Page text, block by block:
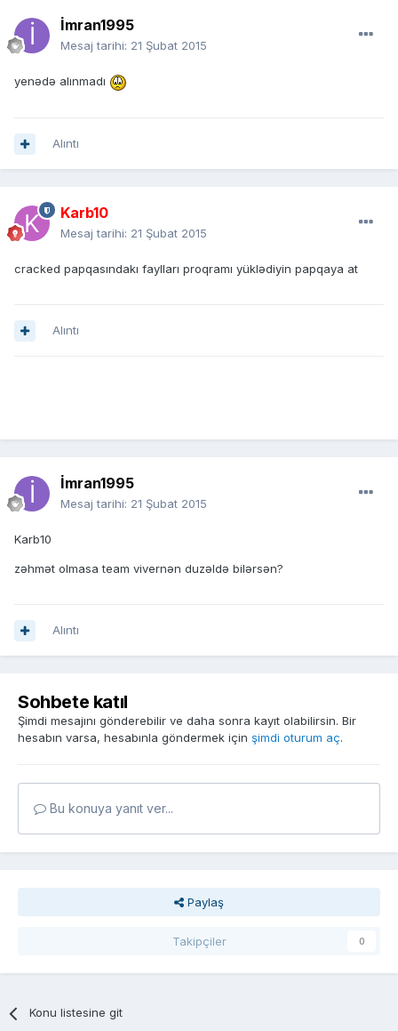
İmran1995
Mesaj tarihi: 21 Şubat 2015
yenədə alınmadı
Alıntı
Karb10
Mesaj tarihi: 21 Şubat 2015
cracked papqasındakı faylları proqramı yüklədiyin papqaya at
Alıntı
İmran1995
Mesaj tarihi: 21 Şubat 2015
Karb10
zəhmət olmasa team vivernən duzəldə bilərsən?
Alıntı
Sohbete katıl
Şimdi mesajını gönderebilir ve daha sonra kayıt olabilirsin. Bir
hesabın varsa, hesabınla göndermek için şimdi oturum aç.
Bu konuya yanıt ver...
Paylaş
Takipçiler 0
Konu listesine git